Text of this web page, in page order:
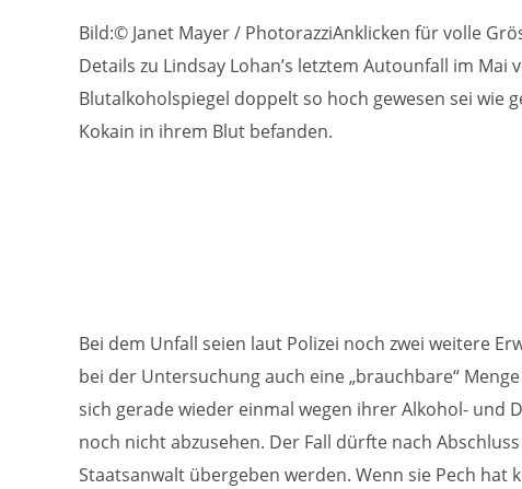
Bild:© Janet Mayer / PhotorazziAnklicken für volle
Details zu Lindsay Lohan’s letztem Autounfall im
Blutalkoholspiegel doppelt so hoch gewesen sei wie
Kokain in ihrem Blut befanden.
Bei dem Unfall seien laut Polizei noch zwei weitere
bei der Untersuchung auch eine „brauchbare“
sich gerade wieder einmal wegen ihrer Alkohol-
noch nicht abzusehen. Der Fall dürfte nach
Staatsanwalt übergeben werden. Wenn sie Pech